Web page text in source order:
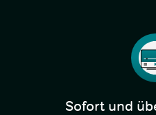
Sofort und